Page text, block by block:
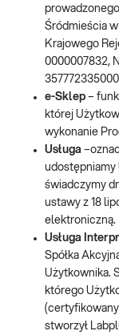
Śródmieścia
Krajowego
0000007832,
e-Sklep –
której
wykonanie
Usługa
udostępniamy
świadczymy
ustawy z 18
elektroniczną.
Usługa
Spółka
Użytkownika.
którego
stworzył